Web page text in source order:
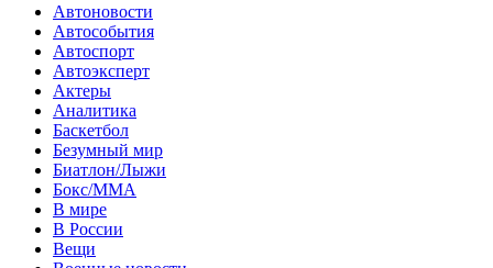
Автоновости
Автособытия
Автоспорт
Автоэксперт
Актеры
Аналитика
Баскетбол
Безумный мир
Биатлон/Лыжи
Бокс/MMA
В мире
В России
Вещи